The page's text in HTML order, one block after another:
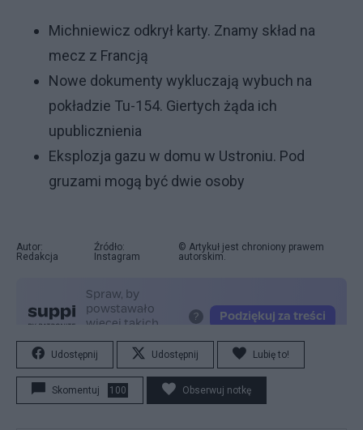
Michniewicz odkrył karty. Znamy skład na
mecz z Francją
Nowe dokumenty wykluczają wybuch na
pokładzie Tu-154. Giertych żąda ich
upublicznienia
Eksplozja gazu w domu w Ustroniu. Pod
gruzami mogą być dwie osoby
Autor:
Redakcja
Źródło:
Instagram
© Artykuł jest chroniony prawem
autorskim.
Udostępnij Udostępnij Lubię to!
Skomentuj 100 Obserwuj notkę